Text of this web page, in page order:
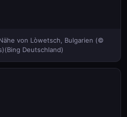
von Lòwetsch, Bulgarien (©
Deutschland)